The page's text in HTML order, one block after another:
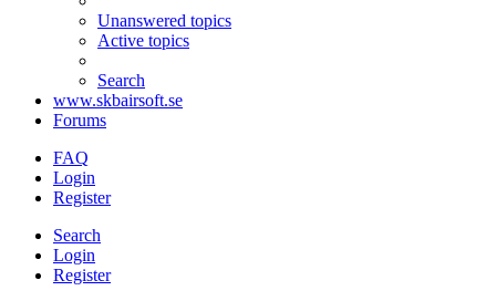
Unanswered topics
Active topics
Search
www.skbairsoft.se
Forums
FAQ
Login
Register
Search
Login
Register